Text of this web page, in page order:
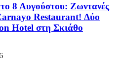
8 Αυγούστου: Ζωντανές
Restaurant! Δύο
Hotel στη Σκιάθο